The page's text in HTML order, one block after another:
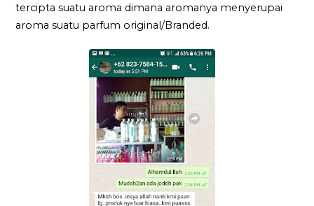
tercipta suatu aroma dimana aromanya menyerupai
aroma suatu parfum original/Branded.